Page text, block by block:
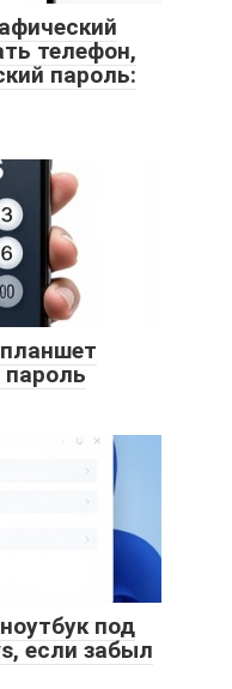
телефон,
пароль:
под
если забыл